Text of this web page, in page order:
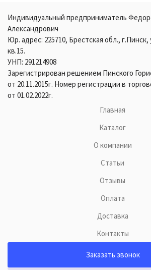
Индивидуальный предприниматель
Александрович
Юр. адрес: 225710, Брестская обл., г.Пинск,
кв.15.
УНП: 291214908
Зарегистрирован решением Пинского
от 20.11.2015г. Номер регистрации в
от 01.02.2022г.
Главная
Каталог
О компании
Статьи
Отзывы
Оплата
Доставка
Контакты
Заказать звонок